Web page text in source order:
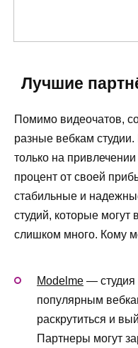
Лучшие
Помимо видеочатов,
разные вебкам
только на
процент от своей
стабильные и
студий, которые
слишком много. Кому
Modelme — студия
популярным
раскрутиться и
Партнеры могут